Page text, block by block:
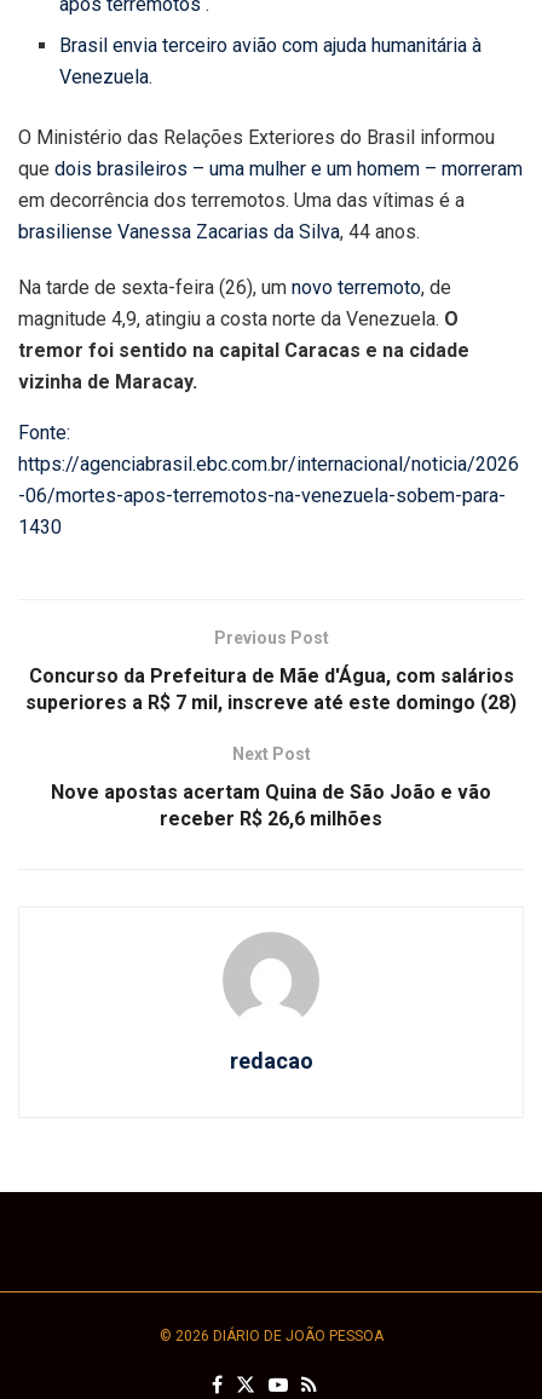
Brasil envia terceiro avião com ajuda humanitária à
Venezuela.
O Ministério das Relações Exteriores do Brasil informou
que dois brasileiros – uma mulher e um homem – morreram
em decorrência dos terremotos. Uma das vítimas é a
brasiliense Vanessa Zacarias da Silva, 44 anos.
Na tarde de sexta-feira (26), um novo terremoto, de
magnitude 4,9, atingiu a costa norte da Venezuela. O
tremor foi sentido na capital Caracas e na cidade
vizinha de Maracay.
Fonte:
https://agenciabrasil.ebc.com.br/internacional/noticia/2026
-06/mortes-apos-terremotos-na-venezuela-sobem-para-
1430
Previous Post
Concurso da Prefeitura de Mãe d'Água, com salários
superiores a R$ 7 mil, inscreve até este domingo (28)
Next Post
Nove apostas acertam Quina de São João e vão
receber R$ 26,6 milhões
redacao
© 2026 DIÁRIO DE JOÃO PESSOA